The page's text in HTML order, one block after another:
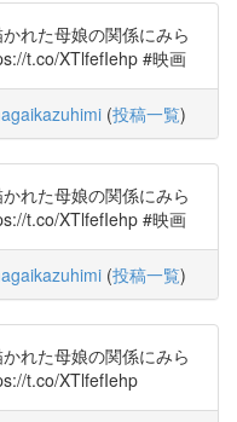
れた母娘の関係にみら
t.co/XTlfefIehp #映画
(投稿一覧)
れた母娘の関係にみら
t.co/XTlfefIehp #映画
(投稿一覧)
れた母娘の関係にみら
t.co/XTlfefIehp